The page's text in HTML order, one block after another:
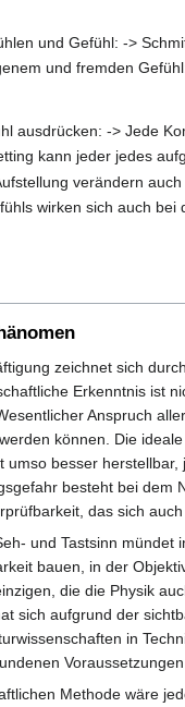
und Gefühl: ->
und fremden
ausdrücken: -> Jede
kann jeder jedes
verändern
wirken sich auch
zeichnet sich
Erkenntnis ist
Anspruch
können. Die
umso besser
besteht bei dem
das sich
und Tastsinn
bauen, in der
die die Physik
sich aufgrund der
in
Methode wäre